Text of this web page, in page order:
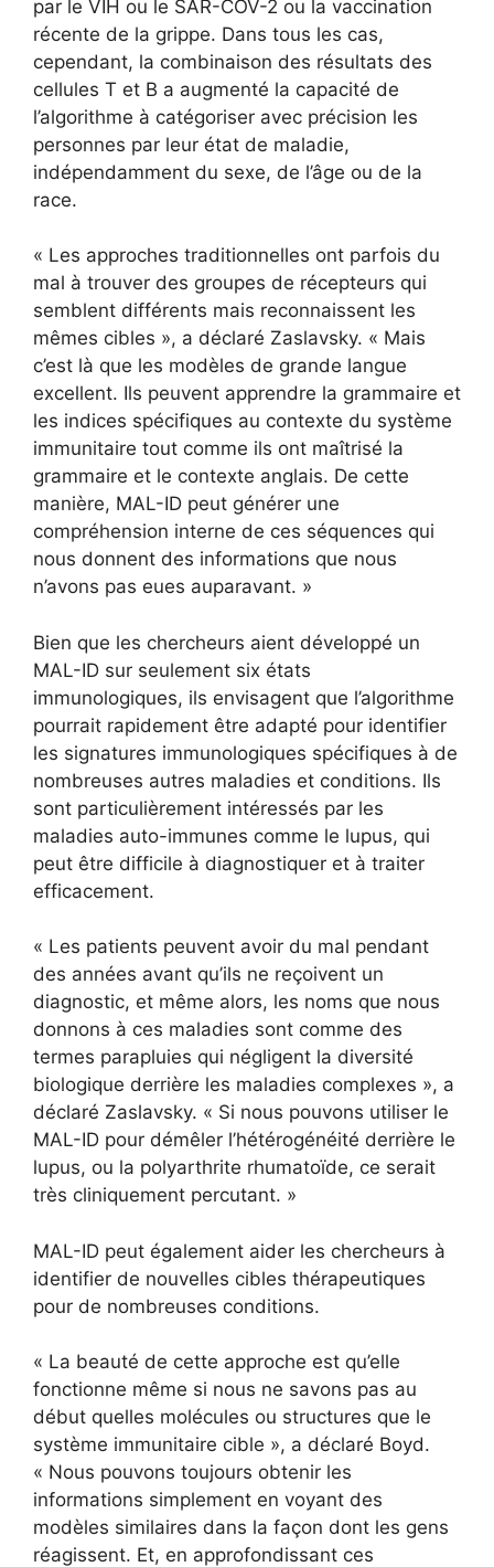
par le VIH ou le SAR-COV-2 ou la vaccination
récente de la grippe. Dans tous les cas,
cependant, la combinaison des résultats des
cellules T et B a augmenté la capacité de
l’algorithme à catégoriser avec précision les
personnes par leur état de maladie,
indépendamment du sexe, de l’âge ou de la
race.
« Les approches traditionnelles ont parfois du
mal à trouver des groupes de récepteurs qui
semblent différents mais reconnaissent les
mêmes cibles », a déclaré Zaslavsky. « Mais
c’est là que les modèles de grande langue
excellent. Ils peuvent apprendre la grammaire et
les indices spécifiques au contexte du système
immunitaire tout comme ils ont maîtrisé la
grammaire et le contexte anglais. De cette
manière, MAL-ID peut générer une
compréhension interne de ces séquences qui
nous donnent des informations que nous
n’avons pas eues auparavant. »
Bien que les chercheurs aient développé un
MAL-ID sur seulement six états
immunologiques, ils envisagent que l’algorithme
pourrait rapidement être adapté pour identifier
les signatures immunologiques spécifiques à de
nombreuses autres maladies et conditions. Ils
sont particulièrement intéressés par les
maladies auto-immunes comme le lupus, qui
peut être difficile à diagnostiquer et à traiter
efficacement.
« Les patients peuvent avoir du mal pendant
des années avant qu’ils ne reçoivent un
diagnostic, et même alors, les noms que nous
donnons à ces maladies sont comme des
termes parapluies qui négligent la diversité
biologique derrière les maladies complexes », a
déclaré Zaslavsky. « Si nous pouvons utiliser le
MAL-ID pour démêler l’hétérogénéité derrière le
lupus, ou la polyarthrite rhumatoïde, ce serait
très cliniquement percutant. »
MAL-ID peut également aider les chercheurs à
identifier de nouvelles cibles thérapeutiques
pour de nombreuses conditions.
« La beauté de cette approche est qu’elle
fonctionne même si nous ne savons pas au
début quelles molécules ou structures que le
système immunitaire cible », a déclaré Boyd.
« Nous pouvons toujours obtenir les
informations simplement en voyant des
modèles similaires dans la façon dont les gens
réagissent. Et, en approfondissant ces